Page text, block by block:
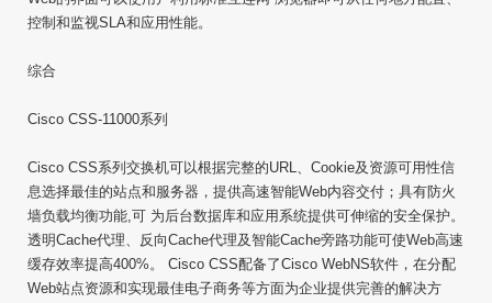
控制和监视SLA和应用性能。
综合
Cisco CSS-11000系列
Cisco CSS系列交换机可以根据完整的URL、Cookie及资源可用性信
息选择最佳的站点和服务器，提供高速智能Web内容交付；具有防火
墙负载均衡功能,可 为后台数据库和应用系统提供可伸缩的安全保护。
透明Cache代理、反向Cache代理及智能Cache旁路功能可使Web高速
缓存效率提高400%。 Cisco CSS配备了Cisco WebNS软件，在分配
Web站点资源和实现最佳电子商务等方面为企业提供完善的解决方